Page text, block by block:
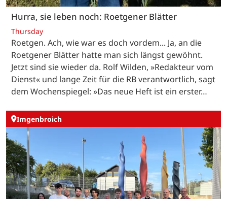
Hurra, sie leben noch: Roetgener Blätter
Thursday
Roetgen. Ach, wie war es doch vordem... Ja, an die
Roetgener Blätter hatte man sich längst gewöhnt.
Jetzt sind sie wieder da. Rolf Wilden, »Redakteur vom
Dienst« und lange Zeit für die RB verantwortlich, sagt
dem Wochenspiegel: »Das neue Heft ist ein erster…
Imgenbroich